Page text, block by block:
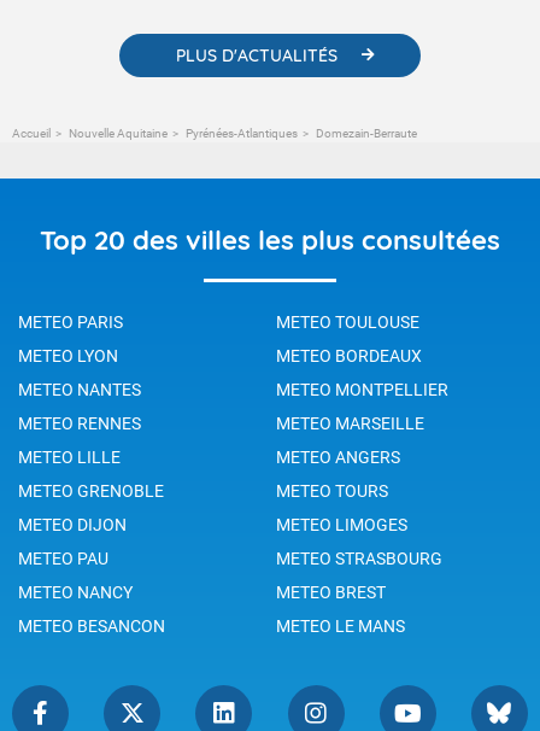
PLUS D'ACTUALITÉS
Accueil Nouvelle Aquitaine Pyrénées-Atlantiques Domezain-Berraute
Top 20 des villes les plus consultées
METEO PARIS
METEO TOULOUSE
METEO LYON
METEO BORDEAUX
METEO NANTES
METEO MONTPELLIER
METEO RENNES
METEO MARSEILLE
METEO LILLE
METEO ANGERS
METEO GRENOBLE
METEO TOURS
METEO DIJON
METEO LIMOGES
METEO PAU
METEO STRASBOURG
METEO NANCY
METEO BREST
METEO BESANCON
METEO LE MANS